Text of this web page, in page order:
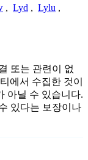
, Lyd , Lylu ,
또는 관련이 없
에서 수집한 것이
아닐 수 있습니다.
있다는 보장이나